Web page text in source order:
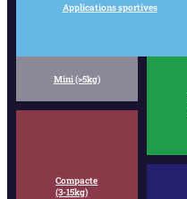
Applications sportives
Compacte
(3-15kg)
Mini (>5kg)